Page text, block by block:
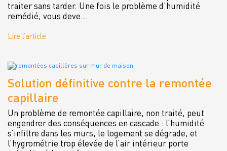
traiter sans tarder. Une fois le problème d’humidité
remédié, vous deve...
Lire l’article
Solution définitive contre la remontée
capillaire
Un problème de remontée capillaire, non traité, peut
engendrer des conséquences en cascade : l’humidité
s’infiltre dans les murs, le logement se dégrade, et
l’hygrométrie trop élevée de l’air intérieur porte